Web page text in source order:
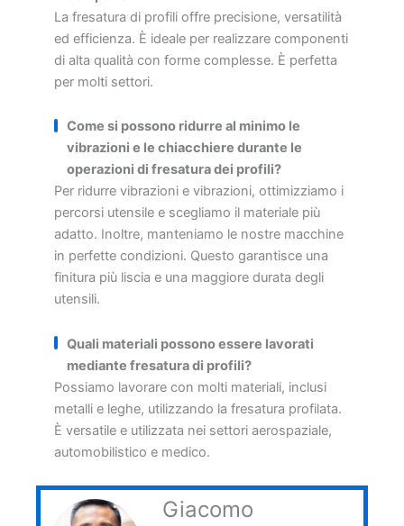
La fresatura di profili offre precisione, versatilità
ed efficienza. È ideale per realizzare componenti
di alta qualità con forme complesse. È perfetta
per molti settori.
Come si possono ridurre al minimo le
vibrazioni e le chiacchiere durante le
operazioni di fresatura dei profili?
Per ridurre vibrazioni e vibrazioni, ottimizziamo i
percorsi utensile e scegliamo il materiale più
adatto. Inoltre, manteniamo le nostre macchine
in perfette condizioni. Questo garantisce una
finitura più liscia e una maggiore durata degli
utensili.
Quali materiali possono essere lavorati
mediante fresatura di profili?
Possiamo lavorare con molti materiali, inclusi
metalli e leghe, utilizzando la fresatura profilata.
È versatile e utilizzata nei settori aerospaziale,
automobilistico e medico.
Giacomo